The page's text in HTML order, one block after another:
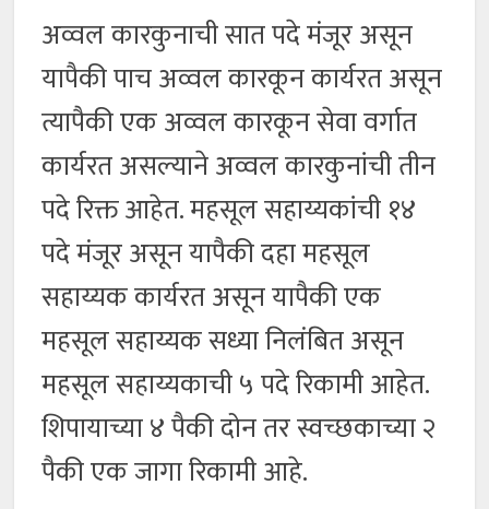
अव्वल कारकुनाची सात पदे मंजूर असून
यापैकी पाच अव्वल कारकून कार्यरत असून
त्यापैकी एक अव्वल कारकून सेवा वर्गात
कार्यरत असल्याने अव्वल कारकुनांची तीन
पदे रिक्त आहेत. महसूल सहाय्यकांची १४
पदे मंजूर असून यापैकी दहा महसूल
सहाय्यक कार्यरत असून यापैकी एक
महसूल सहाय्यक सध्या निलंबित असून
महसूल सहाय्यकाची ५ पदे रिकामी आहेत.
शिपायाच्या ४ पैकी दोन तर स्वच्छकाच्या २
पैकी एक जागा रिकामी आहे.